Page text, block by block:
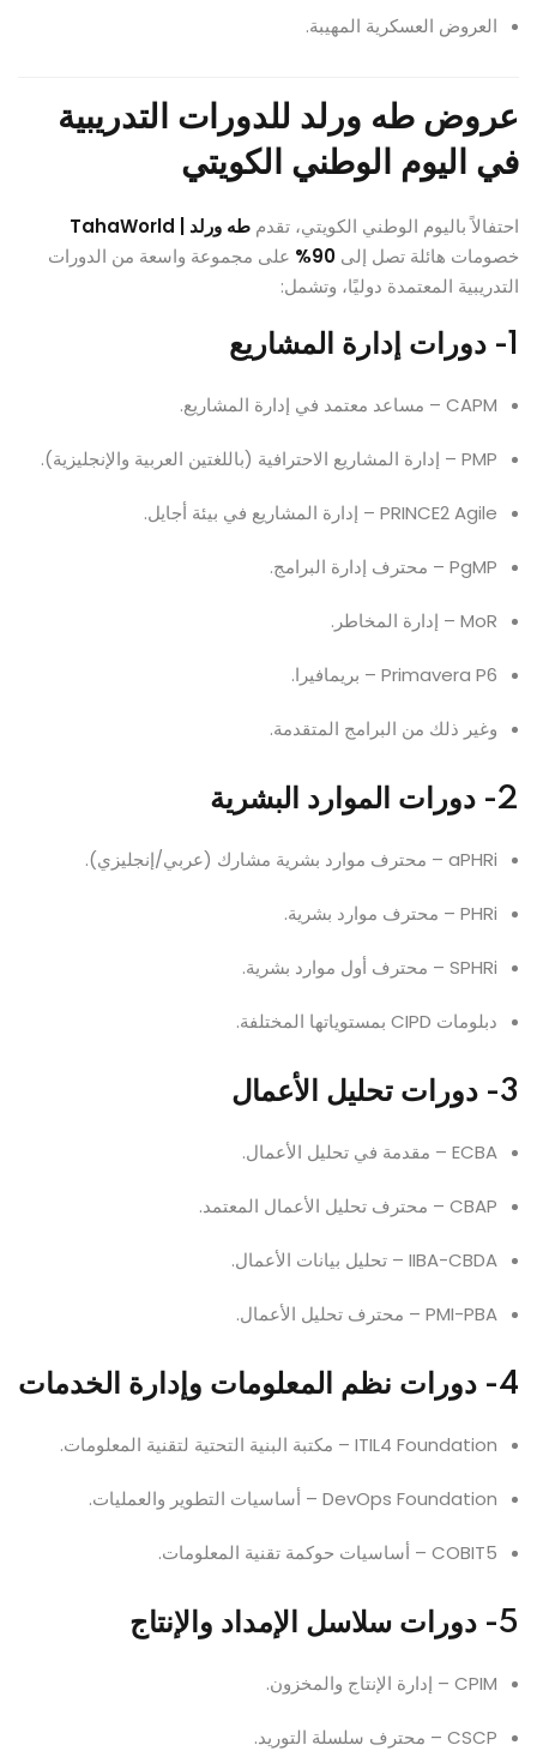
العروض العسكرية المهيبة.
عروض طه ورلد للدورات التدريبية
في اليوم الوطني الكويتي
احتفالاً باليوم الوطني الكويتي، تقدم طه ورلد | TahaWorld
خصومات هائلة تصل إلى 90%
على مجموعة واسعة من الدورات
التدريبية المعتمدة دوليًا، وتشمل:
CAPM – مساعد معتمد في إدارة المشاريع.
PMP – إدارة المشاريع الاحترافية (باللغتين العربية والإنجليزية).
PRINCE2 Agile – إدارة المشاريع في بيئة أجايل.
PgMP – محترف إدارة البرامج.
MoR – إدارة المخاطر.
Primavera P6 – بريمافيرا.
وغير ذلك من البرامج المتقدمة.
2- دورات الموارد البشرية
aPHRi – محترف موارد بشرية مشارك (عربي/إنجليزي).
PHRi – محترف موارد بشرية.
SPHRi – محترف أول موارد بشرية.
دبلومات CIPD بمستوياتها المختلفة.
3- دورات تحليل الأعمال
ECBA – مقدمة في تحليل الأعمال.
CBAP – محترف تحليل الأعمال المعتمد.
IIBA-CBDA – تحليل بيانات الأعمال.
PMI-PBA – محترف تحليل الأعمال.
4- دورات نظم المعلومات وإدارة الخدمات
ITIL4 Foundation – مكتبة البنية التحتية لتقنية المعلومات.
DevOps Foundation – أساسيات التطوير والعمليات.
COBIT5 – أساسيات حوكمة تقنية المعلومات.
5- دورات سلاسل الإمداد والإنتاج
CPIM – إدارة الإنتاج والمخزون.
CSCP – محترف سلسلة التوريد.